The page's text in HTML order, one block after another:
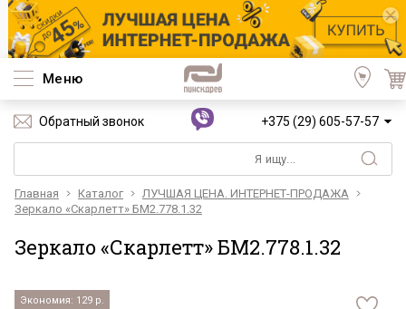
Меню
Обратный звонок +375 (29) 605-57-57
Главная Каталог
ЛУЧШАЯ ЦЕНА. ИНТЕРНЕТ-ПРОДАЖА
Зеркало «Скарлетт» БМ2.778.1.32
Зеркало «Скарлетт» БМ2.778.1.32
Экономия: 129 р.